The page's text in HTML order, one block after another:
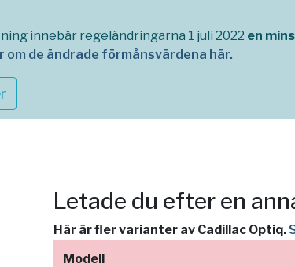
innebär regeländringarna 1 juli 2022 en
om de ändrade förmånsvärdena här.
Letade du efter en
Här är fler varianter av Cadillac Optiq.
Modell